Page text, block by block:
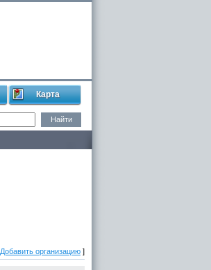
Карта
Добавить организацию ]